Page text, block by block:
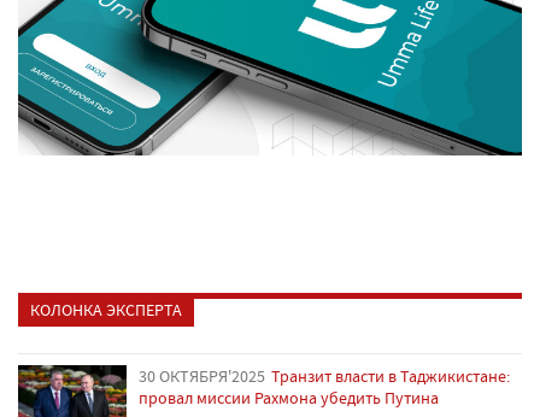
КОЛОНКА ЭКСПЕРТА
30 ОКТЯБРЯ'2025 Транзит власти в Таджикистане:
провал миссии Рахмона убедить Путина